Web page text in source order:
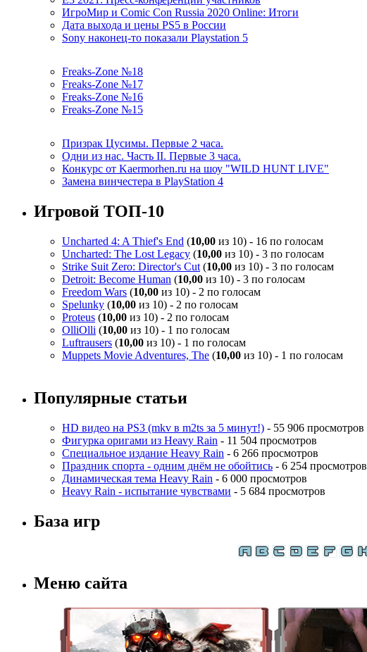
ИгроМир и Comic Con Russia 2020 Online: Итоги
Дата выхода и цены PS5 в России
Sony наконец-то показали Playstation 5
Freaks-Zone №18
Freaks-Zone №17
Freaks-Zone №16
Freaks-Zone №15
Призрак Цусимы. Первые 2 часа.
Одни из нас. Часть II. Первые 3 часа.
Конкурс от Kaermorhen.ru на шоу "WILD HUNT LIVE"
Замена винчестера в PlayStation 4
Игровой ТОП-10
Uncharted 4: A Thief's End (10,00 из 10) - 16 по голосам
Uncharted: The Lost Legacy (10,00 из 10) - 3 по голосам
Strike Suit Zero: Director's Cut (10,00 из 10) - 3 по голосам
Detroit: Become Human (10,00 из 10) - 3 по голосам
Freedom Wars (10,00 из 10) - 2 по голосам
Spelunky (10,00 из 10) - 2 по голосам
Proteus (10,00 из 10) - 2 по голосам
OlliOlli (10,00 из 10) - 1 по голосам
Luftrausers (10,00 из 10) - 1 по голосам
Muppets Movie Adventures, The (10,00 из 10) - 1 по голосам
Популярные статьи
HD видео на PS3 (mkv в m2ts за 5 минут!) - 55 906 просмотров
Фигурка оригами из Heavy Rain - 11 504 просмотров
Специальное издание Heavy Rain - 6 266 просмотров
Праздник спорта - одним днём не обойтись - 6 254 просмотров
Динамическая тема Heavy Rain - 6 000 просмотров
Heavy Rain - испытание чувствами - 5 684 просмотров
База игр
Меню сайта